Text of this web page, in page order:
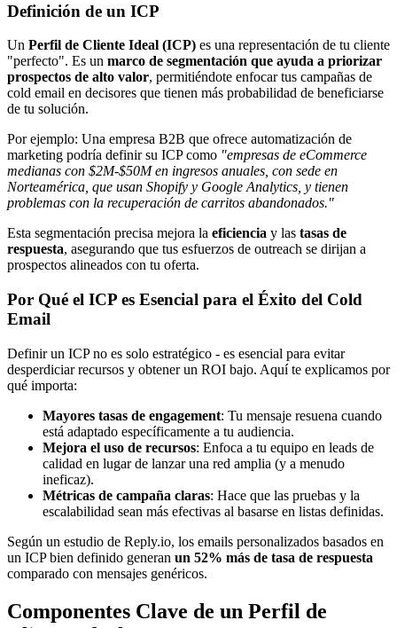
Definición de un ICP
Un Perfil de Cliente Ideal (ICP) es una representación de tu cliente
"perfecto". Es un marco de segmentación que ayuda a priorizar
prospectos de alto valor, permitiéndote enfocar tus campañas de
cold email en decisores que tienen más probabilidad de beneficiarse
de tu solución.
Por ejemplo: Una empresa B2B que ofrece automatización de
marketing podría definir su ICP como "empresas de eCommerce
medianas con $2M-$50M en ingresos anuales, con sede en
Norteamérica, que usan Shopify y Google Analytics, y tienen
problemas con la recuperación de carritos abandonados."
Esta segmentación precisa mejora la eficiencia y las tasas de
respuesta, asegurando que tus esfuerzos de outreach se dirijan a
prospectos alineados con tu oferta.
Por Qué el ICP es Esencial para el Éxito del Cold
Email
Definir un ICP no es solo estratégico - es esencial para evitar
desperdiciar recursos y obtener un ROI bajo. Aquí te explicamos por
qué importa:
Mayores tasas de engagement: Tu mensaje resuena cuando
está adaptado específicamente a tu audiencia.
Mejora el uso de recursos: Enfoca a tu equipo en leads de
calidad en lugar de lanzar una red amplia (y a menudo
ineficaz).
Métricas de campaña claras: Hace que las pruebas y la
escalabilidad sean más efectivas al basarse en listas definidas.
Según un estudio de Reply.io, los emails personalizados basados en
un ICP bien definido generan un 52% más de tasa de respuesta
comparado con mensajes genéricos.
Componentes Clave de un Perfil de